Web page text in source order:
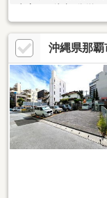
小禄駅まで徒歩8分(
沖縄県那覇